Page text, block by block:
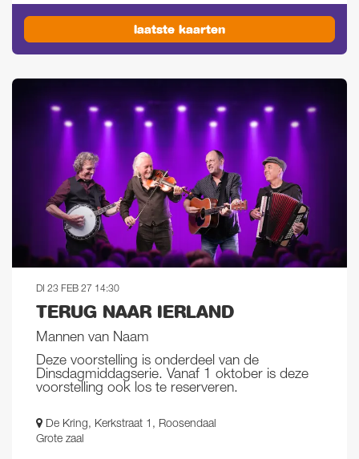
laatste kaarten
TERUG NAAR IERLAND
Mannen van Naam
DI 23 FEB 27 14:30
Deze voorstelling is onderdeel van de
Dinsdagmiddagserie. Vanaf 1 oktober is deze
voorstelling ook los te reserveren.
De Kring, Kerkstraat 1, Roosendaal
Grote zaal